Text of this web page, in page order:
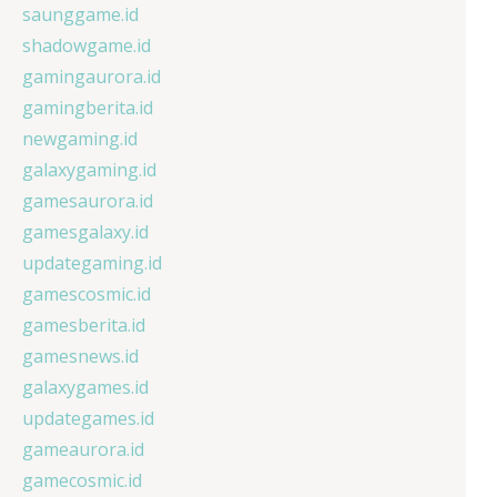
saunggame.id
shadowgame.id
gamingaurora.id
gamingberita.id
newgaming.id
galaxygaming.id
gamesaurora.id
gamesgalaxy.id
updategaming.id
gamescosmic.id
gamesberita.id
gamesnews.id
galaxygames.id
updategames.id
gameaurora.id
gamecosmic.id